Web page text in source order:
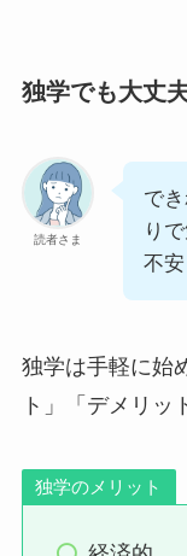
独学でも大丈
読者さま
で
り
不安
独学は手軽に始
ト」「デメリッ
独学のメリット